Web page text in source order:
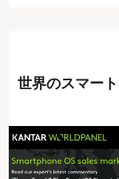
世界のスマー